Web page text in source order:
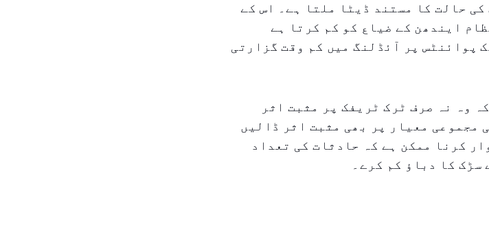
حالت کا مستند ڈیٹا ملتا ہے۔ اس کے
ایندھن کے ضیاع کو کم کرتا ہے
پوائنٹس پر آئڈلنگ میں کم وقت گزارتی
وہ نہ صرف ٹرک ٹریفک پر مثبت اثر
مجموعی معیار پر بھی مثبت اثر ڈالیں
کرنا ممکن ہے کہ حادثات کی تعداد
سڑک کا دباؤ کم کرے۔